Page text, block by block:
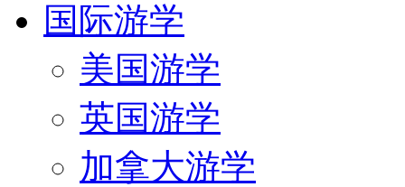
国际游学
美国游学
英国游学
加拿大游学